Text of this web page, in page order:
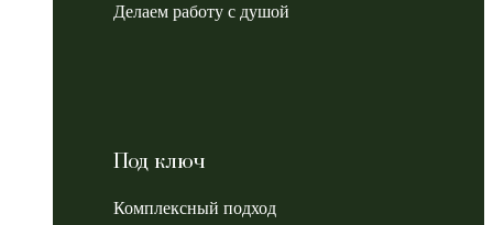
Делаем работу с душой
Под ключ
Комплексный подход